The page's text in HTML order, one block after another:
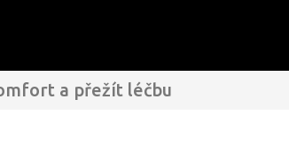
a přežít léčbu